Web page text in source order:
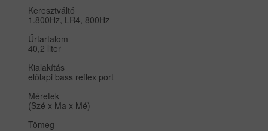
Keresztváltó
1.800Hz, LR4, 800Hz
Űrtartalom
40,2 liter
Kialakítás
előlapi bass reflex port
Méretek
(Szé x Ma x Mé)
Tömeg